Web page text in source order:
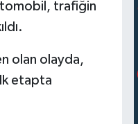
trafiğin
olan olayda,
ilk etapta